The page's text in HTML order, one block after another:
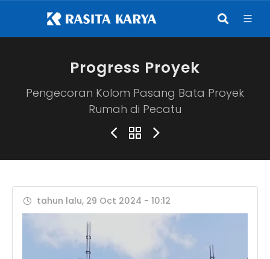
Progress Proyek
Pengecoran Kolom Pasang Bata Proyek
Rumah di Pecatu
tahun lalu, 29 Oct 2024 - 10:12